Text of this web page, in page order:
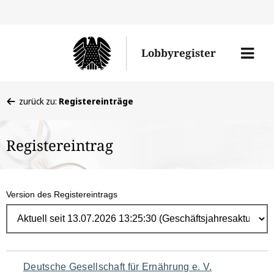
Lobbyregister
Menü
befinden
hier:
zurück zu: Registereinträge
Registereintrag
Version des Registereintrags
Navigation
Deutsche Gesellschaft für Ernährung e. V.